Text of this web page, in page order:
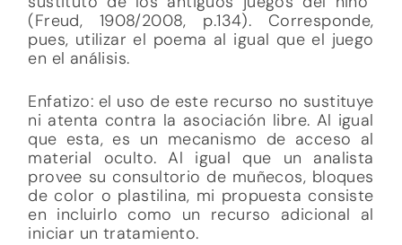
(Freud, 1908/2008, p.134). Corresponde,
pues, utilizar el poema al igual que el juego
en el análisis.
Enfatizo: el uso de este recurso no sustituye
ni atenta contra la asociación libre. Al igual
que esta, es un mecanismo de acceso al
material oculto. Al igual que un analista
provee su consultorio de muñecos, bloques
de color o plastilina, mi propuesta consiste
en incluirlo como un recurso adicional al
iniciar un tratamiento.